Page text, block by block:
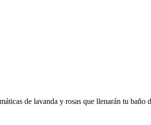
de lavanda y rosas que llenarán tu